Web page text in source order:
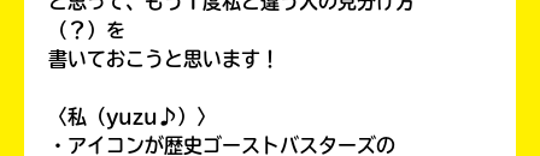
（？）を
書いておこうと思います！
〈私（yuzu♪）〉
・アイコンが歴史ゴーストバスターズの